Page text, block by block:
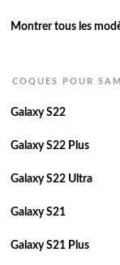
Montrer tous les
COQUES POUR
Galaxy S22
Galaxy S22 Plus
Galaxy S22 Ultra
Galaxy S21
Galaxy S21 Plus